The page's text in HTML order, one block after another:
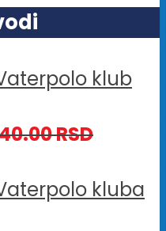
RSD